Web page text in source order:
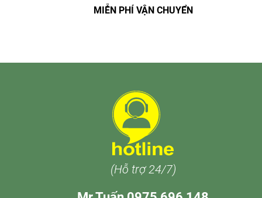
MIỄN PHÍ VẬN CHUYỂN
(Hỗ trợ 24/7)